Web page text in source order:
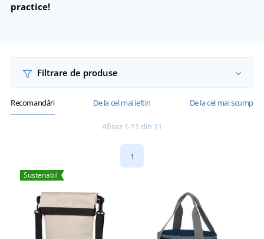
practice!
Filtrare de produse
Recomandări De la cel mai ieftin De la cel mai scump
Afișez 1-11 din 11
1
Sustenabil